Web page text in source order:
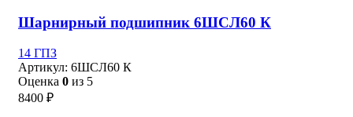
Шарнирный подшипник 6ШСЛ60 К
14 ГПЗ
Артикул: 6ШСЛ60 К
Оценка 0 из 5
8400 ₽